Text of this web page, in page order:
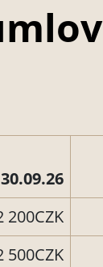
200CZK
500CZK